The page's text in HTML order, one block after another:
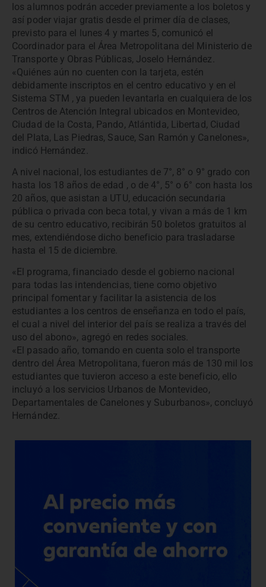
los alumnos podrán acceder previamente a los boletos y
así poder viajar gratis desde el primer día de clases,
previsto para el lunes 4 y martes 5, comunicó el
Coordinador para el Área Metropolitana del Ministerio de
Transporte y Obras Públicas, Joselo Hernández.
«Quiénes aún no cuenten con la tarjeta, estén
debidamente inscriptos en el centro educativo y en el
Sistema STM , ya pueden levantarla en cualquiera de los
Centros de Atención Integral ubicados en Montevideo,
Ciudad de la Costa, Pando, Atlántida, Libertad, Ciudad
del Plata, Las Piedras, Sauce, San Ramón y Canelones»,
indicó Hernández.
A nivel nacional, los estudiantes de 7°, 8° o 9° grado con
hasta los 18 años de edad , o de 4°, 5° o 6° con hasta los
20 años, que asistan a UTU, educación secundaria
pública o privada con beca total, y vivan a más de 1 km
de su centro educativo, recibirán 50 boletos gratuitos al
mes, extendiéndose dicho beneficio para trasladarse
hasta el 15 de diciembre.
«El programa, financiado desde el gobierno nacional
para todas las intendencias, tiene como objetivo
principal fomentar y facilitar la asistencia de los
estudiantes a los centros de enseñanza en todo el país,
el cual a nivel del interior del país se realiza a través del
uso del abono», agregó en redes sociales.
«El pasado año, tomando en cuenta solo el transporte
dentro del Área Metropolitana, fueron más de 130 mil los
estudiantes que tuvieron acceso a este beneficio, ello
incluyó a los servicios Urbanos de Montevideo,
Departamentales de Canelones y Suburbanos», concluyó
Hernández.